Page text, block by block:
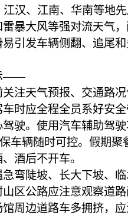
汉、江南、华南等地
暴大风等强对流天气
引发车辆侧翻、追尾
——
天气预报、交通路况
时应全程全员系好安
驶。使用汽车辅助驾
车辆随时可控。假期聚
酒后不开车。
陡坡、长大下坡、临
区公路应注意观察道
周边道路车多拥挤，